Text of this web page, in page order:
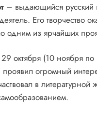
– выдающийся русский
Его творчество
одним из ярчайших
октября (10 ноября
огромный
в